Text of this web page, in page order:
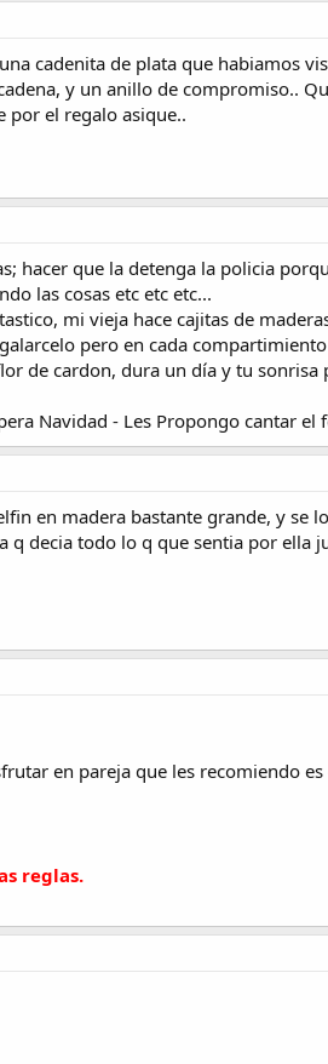
cadenita de plata que habiamos
y un anillo de compromiso..
por el regalo asique..
hacer que la detenga la policia
las cosas etc etc etc...
mi vieja hace cajitas de
pero en cada
de cardon, dura un día y tu sonrisa
Navidad - Les Propongo cantar el
en madera bastante grande, y
q decia todo lo q que sentia por ella
en pareja que les recomiendo es
reglas.